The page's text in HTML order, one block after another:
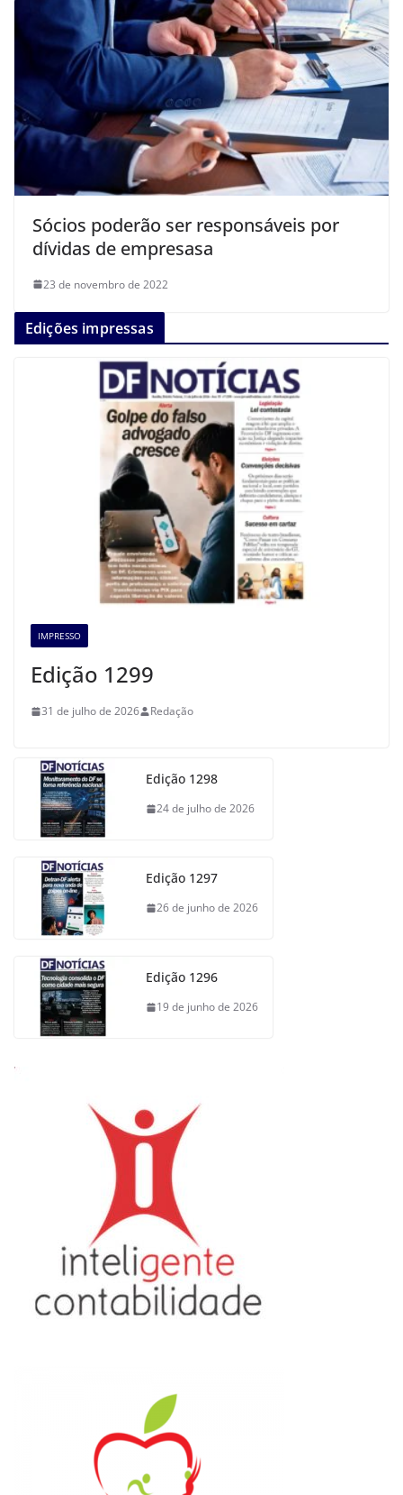
Sócios poderão ser responsáveis por
dívidas de empresasa
23 de novembro de 2022
Edições impressas
IMPRESSO
Edição 1299
31 de julho de 2026 Redação
Edição 1298
24 de julho de 2026
Edição 1297
26 de junho de 2026
Edição 1296
19 de junho de 2026